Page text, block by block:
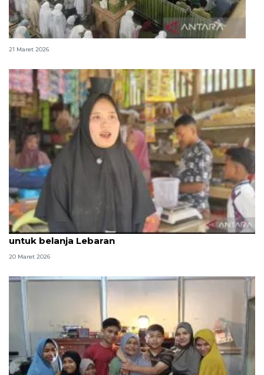
Salat Id digelar di tengah jejak sisa banjir di Agam
21 Maret 2026
Penyintas seberang sungai dan tempu jalur darat
untuk belanja Lebaran
20 Maret 2026